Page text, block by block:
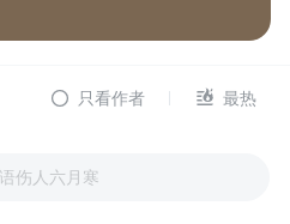
只看作者 最热
伤人六月寒